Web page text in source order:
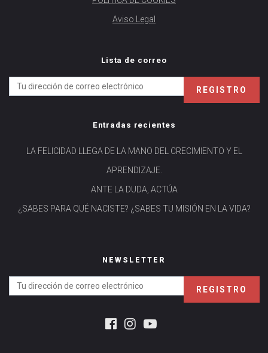
Aviso Legal
Lista de correo
Entradas recientes
LA FELICIDAD LLEGA DE LA MANO DEL CRECIMIENTO Y EL
APRENDIZAJE.
ANTE LA DUDA, ACTÚA
¿SABES PARA QUÉ NACISTE? ¿SABES TU MISIÓN EN LA VIDA?
NEWSLETTER